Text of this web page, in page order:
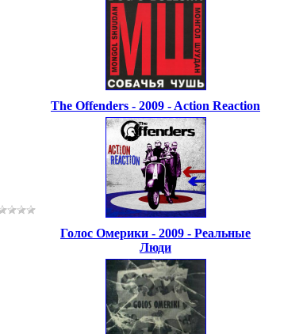
The Offenders - 2009 - Action Reaction
Голос Омерики - 2009 - Реальные
Люди